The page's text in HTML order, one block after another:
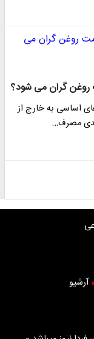
گران می شود؟
اساسی به خارج از
آرشیو